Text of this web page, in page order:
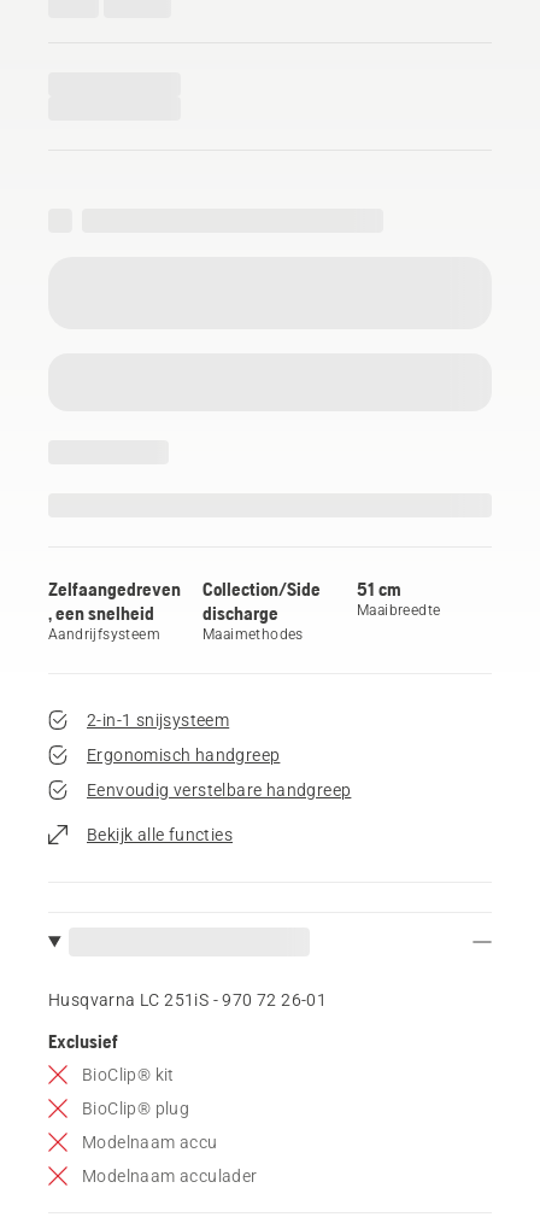
Zelfaangedreven
, een snelheid
Aandrijfsysteem
Collection/Side
discharge
Maaimethodes
51 cm
Maaibreedte
2-in-1 snijsysteem
Ergonomisch handgreep
Eenvoudig verstelbare handgreep
Bekijk alle functies
Husqvarna LC 251iS - 970 72 26‑01
Exclusief
BioClip® kit
BioClip® plug
Modelnaam accu
Modelnaam acculader